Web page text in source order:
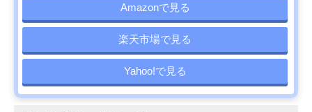
Amazonで見る
楽天市場で見る
Yahoo!で見る